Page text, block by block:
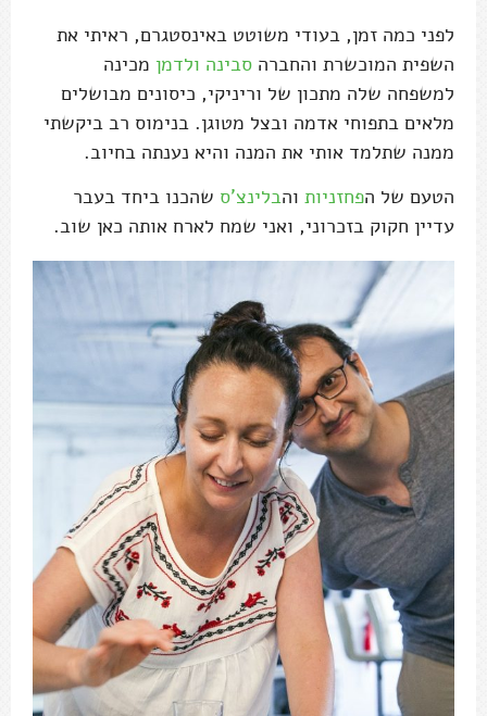
לפני כמה זמן, בעודי משוטט באינסטגרם, ראיתי את
השפית המוכשרת והחברה סבינה ולדמן מכינה
למשפחה שלה מתכון של וריניקי, כיסונים מבושלים
מלאים בתפוחי אדמה ובצל מטוגן. בנימוס רב ביקשתי
ממנה שתלמד אותי את המנה והיא נענתה בחיוב.
הטעם של הפחזניות והבלינצ'ס שהכנו ביחד בעבר
עדיין חקוק בזכרוני, ואני שמח לארח אותה כאן שוב.